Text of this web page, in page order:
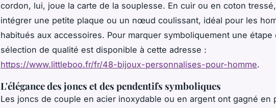
cordon, lui, joue la carte de la souplesse. En cuir ou en coton
intégrer une petite plaque ou un nœud coulissant, idéal pour les
habitués aux accessoires. Pour marquer symboliquement une étape
sélection de qualité est disponible à cette adresse :
https://www.littleboo.fr/fr/48-bijoux-personnalises-pour-homme.
L'élégance des joncs et des pendentifs symboliques
Les joncs de couple en acier inoxydable ou en argent ont gagné en